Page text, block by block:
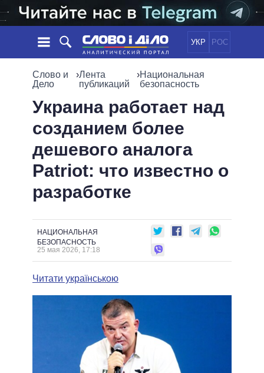
УКР РОС
НОВОСТИ
СОБЫТИЯ
СТАТЬИ
МНЕНИЯ
ОБЗОРЫ
ДАЙДЖЕСТЫ
ОБЩЕСТВО
МИР
ОБЕЩАНИЯ
ПОЛИТИКИ
ВСЕ ПОЛИТИКИ
ПРЕЗИДЕНТ И ОФИС
ВЕРХОВНАЯ РАДА
КАБИНЕТ МИНИСТРОВ
ГЛАВЫ ОБЛАДМИНИСТРАЦИЙ
МЭРЫ
ВСЕ ПЕРСОНЫ
ИНФОГРАФИКА
ВИДЕО
СРАВНЕНИЕ ПОЛИТИКОВ
Слово и
Дело
›Лента
публикаций
›Национальная
безопасность
Украина работает над
созданием более
дешевого аналога
Patriot: что известно о
разработке
НАЦИОНАЛЬНАЯ
БЕЗОПАСНОСТЬ
25 мая 2026, 17:18
Читати українською